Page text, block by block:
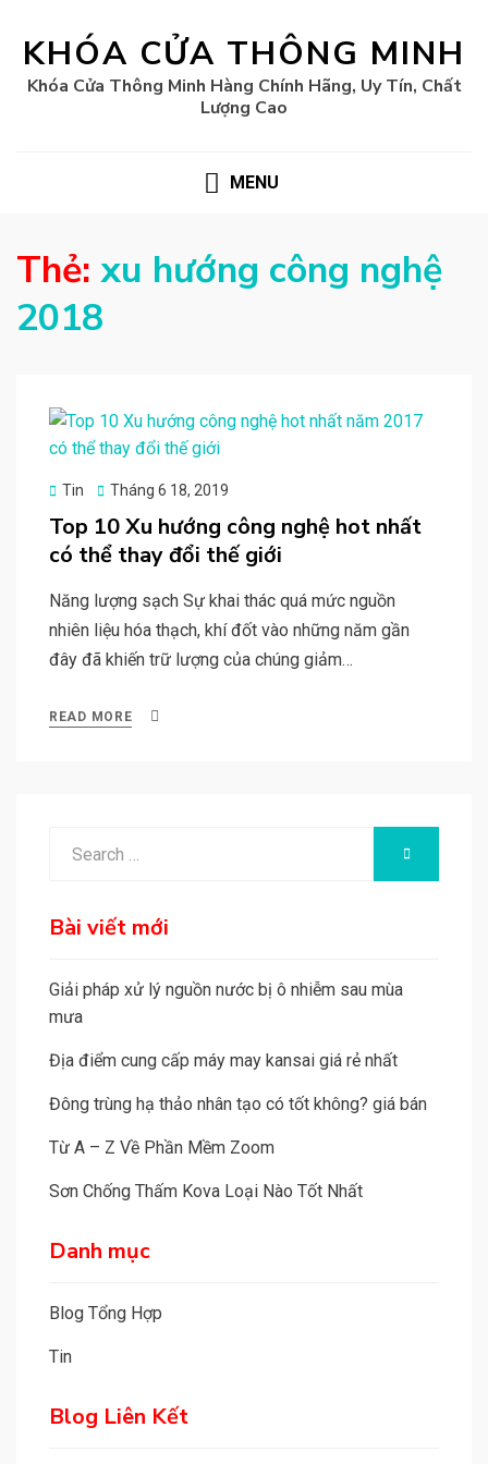
KHÓA CỬA THÔNG MINH
Khóa Cửa Thông Minh Hàng Chính Hãng, Uy Tín, Chất
Lượng Cao
MENU
Thẻ: xu hướng công nghệ
2018
Tin
Posted
Tháng 6 18, 2019
Top 10 Xu hướng công nghệ hot nhất
có thể thay đổi thế giới
Năng lượng sạch Sự khai thác quá mức nguồn
nhiên liệu hóa thạch, khí đốt vào những năm gần
đây đã khiến trữ lượng của chúng giảm…
READ MORE
SEARCH
Bài viết mới
Giải pháp xử lý nguồn nước bị ô nhiễm sau mùa
mưa
Địa điểm cung cấp máy may kansai giá rẻ nhất
Đông trùng hạ thảo nhân tạo có tốt không? giá bán
Từ A – Z Về Phần Mềm Zoom
Sơn Chống Thấm Kova Loại Nào Tốt Nhất
Danh mục
Blog Tổng Hợp
Tin
Blog Liên Kết